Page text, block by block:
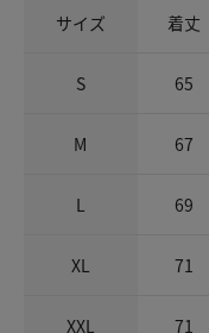
サイズ 着丈
S 65
M 67
L 69
XL 71
XXL 71